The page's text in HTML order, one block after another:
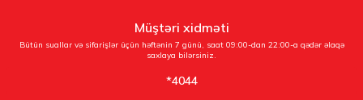
Müştəri xidməti
Bütün suallar və sifarişlər üçün həftənin 7 günü, saat 09:00-dan 22:00-a qədər əlaqə
saxlaya bilərsiniz.
*4044